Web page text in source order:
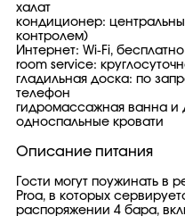
халат
кондиционер:
контролем)
Интернет: Wi-Fi, бесплатно
room service:
гладильная доска: по
телефон
гидромассажная ванна и
односпальные кровати
Описание питания
Гости могут поужинать в
Proa, в которых
распоряжении 4 бара,